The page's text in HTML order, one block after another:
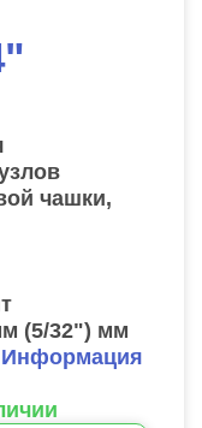
чашки,
(5/32") мм
Информация